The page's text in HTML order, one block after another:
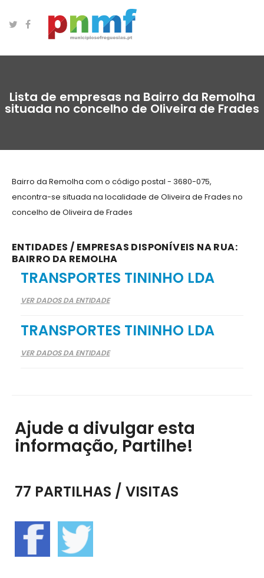
Lista de empresas na Bairro da Remolha
situada no concelho de Oliveira de Frades
Bairro da Remolha com o código postal - 3680-075,
encontra-se situada na localidade de Oliveira de Frades no
concelho de Oliveira de Frades
ENTIDADES / EMPRESAS DISPONÍVEIS NA RUA:
BAIRRO DA REMOLHA
TRANSPORTES TININHO LDA
VER DADOS DA ENTIDADE
TRANSPORTES TININHO LDA
VER DADOS DA ENTIDADE
Ajude a divulgar esta
informação, Partilhe!
77 PARTILHAS / VISITAS